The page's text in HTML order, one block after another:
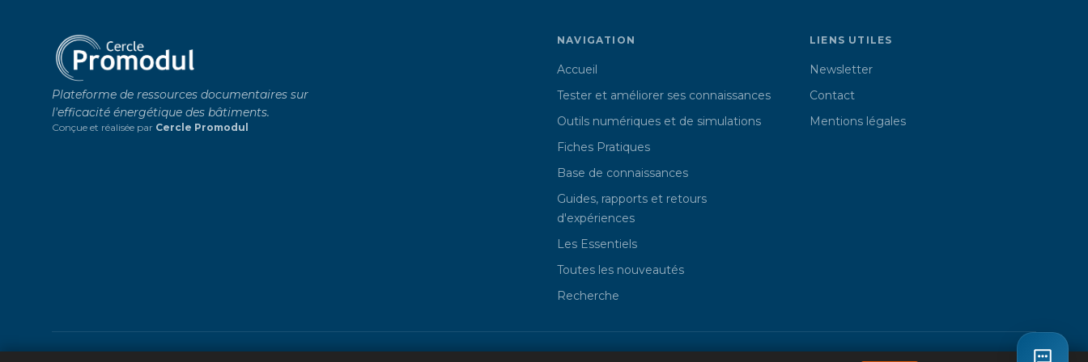
Plateforme de ressources documentaires sur
l'efficacité énergétique des bâtiments.
Conçue et réalisée par Cercle Promodul
NAVIGATION
Accueil
Tester et améliorer ses connaissances
Outils numériques et de simulations
Fiches Pratiques
Base de connaissances
Guides, rapports et retours
d'expériences
Les Essentiels
Toutes les nouveautés
Recherche
LIENS UTILES
Newsletter
Contact
Mentions légales